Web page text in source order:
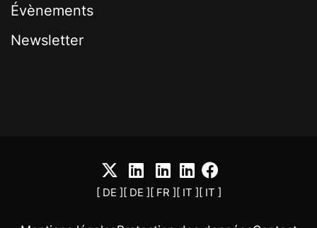
Évènements
Newsletter
[ DE ] [ DE ] [ FR ] [ IT ] [ IT ]